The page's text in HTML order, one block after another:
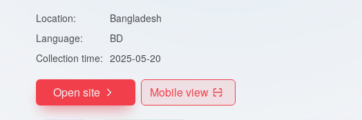
Location:
Bangladesh
Language:
BD
Collection time: 2025-05-20
Open site Mobile view